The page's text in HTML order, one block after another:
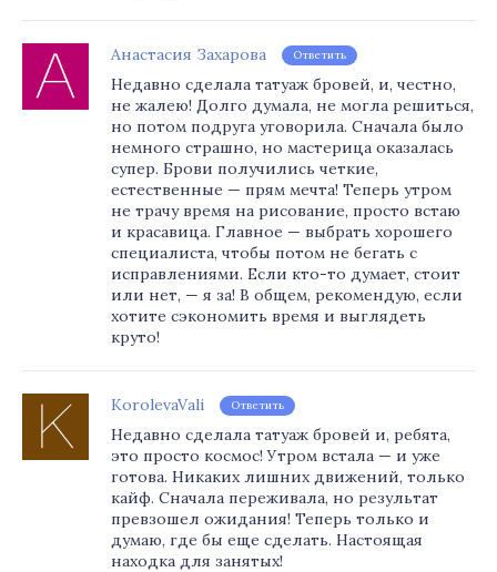
Анастасия Захарова Ответить
Недавно сделала татуаж бровей, и, честно,
не жалею! Долго думала, не могла решиться,
но потом подруга уговорила. Сначала было
немного страшно, но мастерица оказалась
супер. Брови получились четкие,
естественные — прям мечта! Теперь утром
не трачу время на рисование, просто встаю
и красавица. Главное — выбрать хорошего
специалиста, чтобы потом не бегать с
исправлениями. Если кто-то думает, стоит
или нет, — я за! В общем, рекомендую, если
хотите сэкономить время и выглядеть
круто!
KorolevaVali Ответить
Недавно сделала татуаж бровей и, ребята,
это просто космос! Утром встала — и уже
готова. Никаких лишних движений, только
кайф. Сначала переживала, но результат
превзошел ожидания! Теперь только и
думаю, где бы еще сделать. Настоящая
находка для занятых!